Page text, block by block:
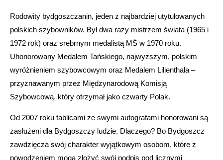
Rodowity bydgoszczanin, jeden z najbardziej utytułowanych
polskich szybowników. Był dwa razy mistrzem świata (1965 i
1972 rok) oraz srebrnym medalistą MŚ w 1970 roku.
Uhonorowany Medalem Tańskiego, najwyższym, polskim
wyróżnieniem szybowcowym oraz Medalem Lilienthala –
przyznawanym przez Międzynarodową Komisją
Szybowcową, który otrzymał jako czwarty Polak.
Od 2007 roku tablicami ze swymi autografami honorowani są
zasłużeni dla Bydgoszczy ludzie. Dlaczego? Bo Bydgoszcz
zawdzięcza swój charakter wyjątkowym osobom, które z
powodzeniem mogą złożyć swój podpis pod licznymi